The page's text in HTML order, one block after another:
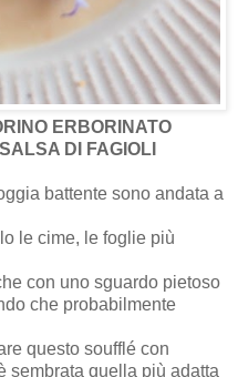
ERBORINATO
DI FAGIOLI
battente sono andata a
le cime, le foglie più
con uno sguardo pietoso
che probabilmente
questo soufflé con
sembrata quella più adatta